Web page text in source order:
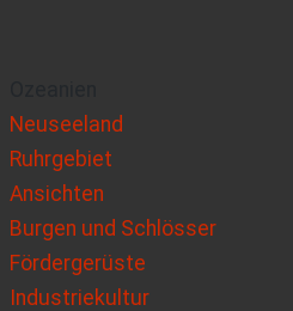
Neuseeland
Ruhrgebiet
Ansichten
Burgen und Schlösser
Fördergerüste
Industriekultur